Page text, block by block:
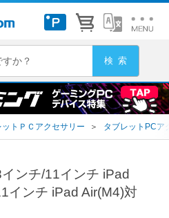
ットＰＣアクセサリー ＞ タブレットPCア
ンチ/11インチ iPad
インチ iPad Air(M4)対